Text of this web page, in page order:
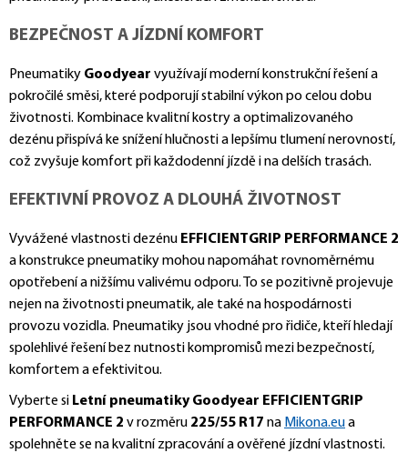
BEZPEČNOST A JÍZDNÍ KOMFORT
Pneumatiky Goodyear využívají moderní konstrukční řešení a
pokročilé směsi, které podporují stabilní výkon po celou dobu
životnosti. Kombinace kvalitní kostry a optimalizovaného
dezénu přispívá ke snížení hlučnosti a lepšímu tlumení nerovností,
což zvyšuje komfort při každodenní jízdě i na delších trasách.
EFEKTIVNÍ PROVOZ A DLOUHÁ ŽIVOTNOST
Vyvážené vlastnosti dezénu EFFICIENTGRIP PERFORMANCE 2
a konstrukce pneumatiky mohou napomáhat rovnoměrnému
opotřebení a nižšímu valivému odporu. To se pozitivně projevuje
nejen na životnosti pneumatik, ale také na hospodárnosti
provozu vozidla. Pneumatiky jsou vhodné pro řidiče, kteří hledají
spolehlivé řešení bez nutnosti kompromisů mezi bezpečností,
komfortem a efektivitou.
Vyberte si Letní pneumatiky Goodyear EFFICIENTGRIP
PERFORMANCE 2 v rozměru 225/55 R17 na Mikona.eua
spolehněte se na kvalitní zpracování a ověřené jízdní vlastnosti.